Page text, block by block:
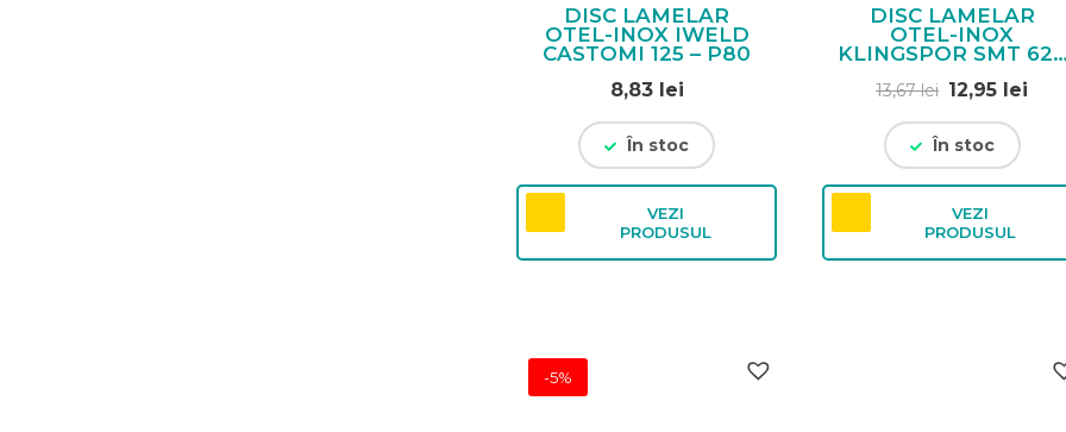
DISC LAMELAR
OTEL-INOX IWELD
CASTOMI 125 – P80
8,83 lei
În stoc
VEZI
PRODUSUL
DISC LAMELAR
OTEL-INOX
KLINGSPOR SMT 624
13,67lei Prețul
a
fost:
13,67 lei.
12,95 lei
În stoc
VEZI
PRODUSUL
-5%